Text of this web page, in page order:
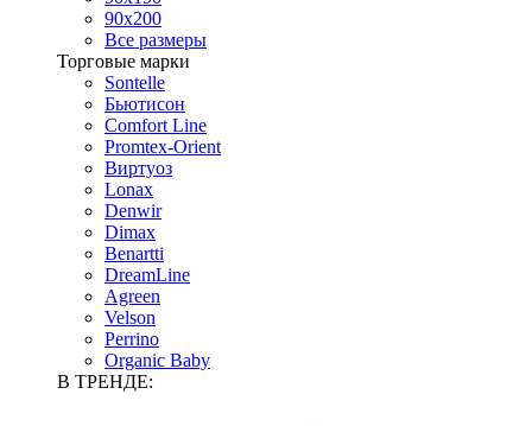
90х200
Все размеры
Торговые марки
Sontelle
Бьютисон
Comfort Line
Promtex-Orient
Виртуоз
Lonax
Denwir
Dimax
Benartti
DreamLine
Agreen
Velson
Perrino
Organic Baby
В ТРЕНДЕ: